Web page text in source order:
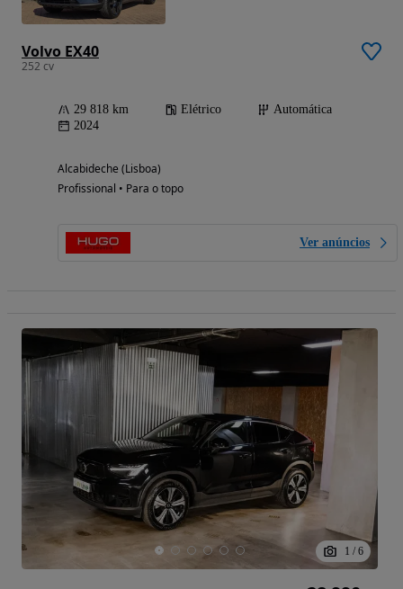
Volvo EX40
252 cv
29 818 km Elétrico
Automática
2024
Alcabideche (Lisboa)
Profissional • Para o topo
Ver anúncios
1 / 6